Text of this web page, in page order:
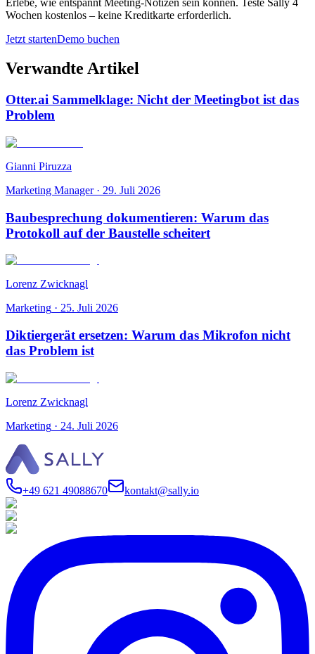
Wochen kostenlos – keine Kreditkarte erforderlich.
Jetzt startenDemo buchen
Verwandte Artikel
Otter.ai Sammelklage: Nicht der Meetingbot ist das
Problem
Gianni Piruzza
Marketing Manager· 29. Juli 2026
Baubesprechung dokumentieren: Warum das
Protokoll auf der Baustelle scheitert
Lorenz Zwicknagl
Marketing · 25. Juli 2026
Diktiergerät ersetzen: Warum das Mikrofon nicht
das Problem ist
Lorenz Zwicknagl
Marketing · 24. Juli 2026
+49 621 49088670 kontakt@sally.io